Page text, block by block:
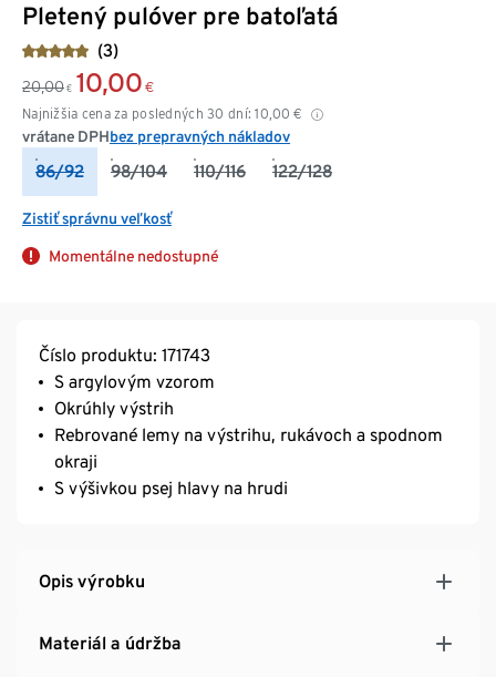
Pletený pulóver pre batoľatá
(3)
20,00 € 10,00 €
Najnižšia cena za posledných 30 dní: 10,00 €
vrátane DPHbez prepravných nákladov
86/92 98/104 110/116 122/128
Zistiť správnu veľkosť
Momentálne nedostupné
Číslo produktu: 171743
S argylovým vzorom
Okrúhly výstrih
Rebrované lemy na výstrihu, rukávoch a spodnom
okraji
S výšivkou psej hlavy na hrudi
Opis výrobku
Materiál a údržba